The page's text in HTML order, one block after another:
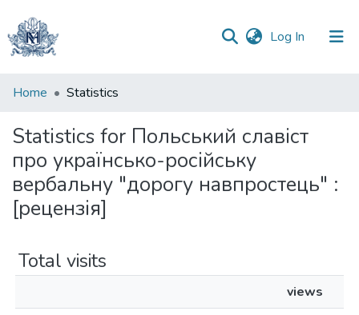
Log In (current)
Communities
Collections
All of DSpace
Home Statistics
Statistics for Польський славіст
про українсько-російську
вербальну "дорогу навпростець" :
[рецензія]
Total visits
views